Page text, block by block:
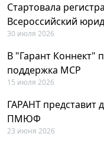
Стартовала
Всероссийский
30 июля 2026
В "Гарант Коннект"
поддержка MCP
15 июля 2026
ГАРАНТ представит
ПМЮФ
23 июня 2026